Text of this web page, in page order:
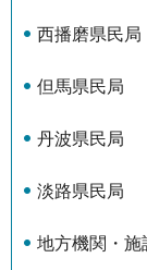
西播磨県民局
但馬県民局
丹波県民局
淡路県民局
地方機関・施